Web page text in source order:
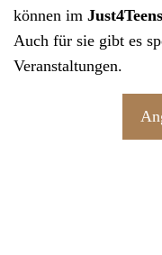
können im Just4Teens
Auch für sie gibt es
Veranstaltungen.